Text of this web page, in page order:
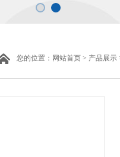
您的位置： 网站首页 > 产品展示